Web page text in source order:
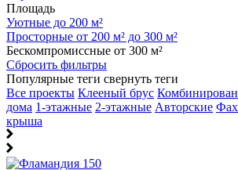
Площадь
Уютные до 200 м²
Просторные от 200 м² до 300 м²
Бескомпромиссные от 300 м²
Сбросить фильтры
Популярные теги свернуть теги
Все проекты Клееный брус
дома 1-этажные 2-этажные Авторские
крыша